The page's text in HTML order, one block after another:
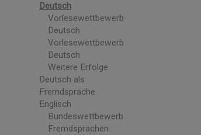
Deutsch
Vorlesewettbewerb
Deutsch
Vorlesewettbewerb
Deutsch
Weitere Erfolge
Deutsch als
Fremdsprache
Englisch
Bundeswettbewerb
Fremdsprachen